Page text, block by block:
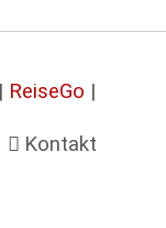
| ReiseGo |
Kontakt